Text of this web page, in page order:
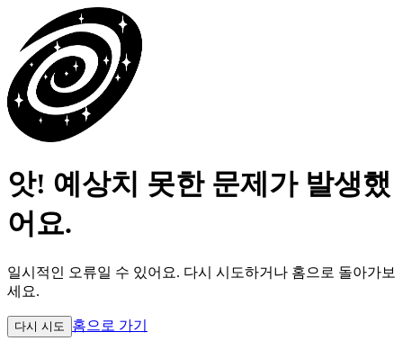
앗! 예상치 못한 문제가 발생했
어요.
일시적인 오류일 수 있어요. 다시 시도하거나 홈으로 돌아가보
세요.
다시 시도 홈으로 가기